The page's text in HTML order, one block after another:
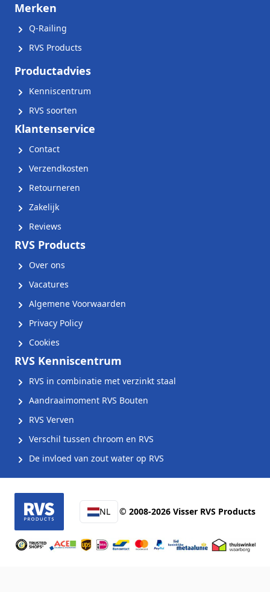
Merken
Q-Railing
RVS Products
Productadvies
Kenniscentrum
RVS soorten
Klantenservice
Contact
Verzendkosten
Retourneren
Zakelijk
Reviews
RVS Products
Over ons
Vacatures
Algemene Voorwaarden
Privacy Policy
Cookies
RVS Kenniscentrum
RVS in combinatie met verzinkt staal
Aandraaimoment RVS Bouten
RVS Verven
Verschil tussen chroom en RVS
De invloed van zout water op RVS
NL © 2008-2026 Visser RVS Products